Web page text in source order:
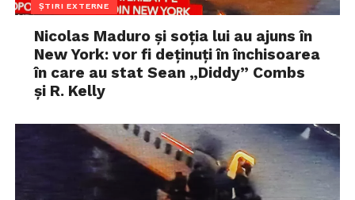
ȘTIRI EXTERNE
Nicolas Maduro și soția lui au ajuns în
New York: vor fi deținuți în închisoarea
în care au stat Sean „Diddy” Combs
și R. Kelly